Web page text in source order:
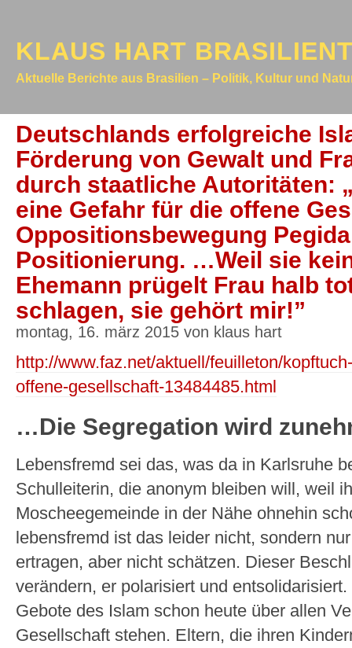
KLAUS HART
Aktuelle Berichte aus Brasilien – Politik, Kultur und
Deutschlands erfolgreiche
Förderung von Gewalt und
durch staatliche Autoritäten:
eine Gefahr für die offene
Oppositionsbewegung
Positionierung. …Weil sie
Ehemann prügelt Frau halb
schlagen, sie gehört mir!”
montag, 16. märz 2015 von klaus hart
http://www.faz.net/aktuell/feuilleton/
offene-gesellschaft-13484485.html
…Die Segregation wird
Lebensfremd sei das, was da in Karlsruhe
Schulleiterin, die anonym bleiben will, weil
Moscheegemeinde in der Nähe ohnehin
lebensfremd ist das leider nicht, sondern
ertragen, aber nicht schätzen. Dieser
verändern, er polarisiert und
Gebote des Islam schon heute über allen
Gesellschaft stehen. Eltern, die ihren